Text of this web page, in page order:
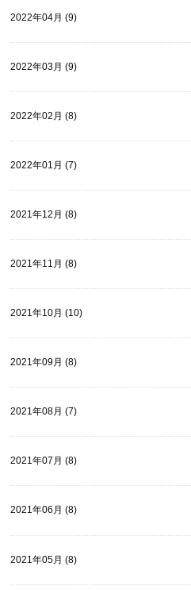
2022年04月 (9)
2022年03月 (9)
2022年02月 (8)
2022年01月 (7)
2021年12月 (8)
2021年11月 (8)
2021年10月 (10)
2021年09月 (8)
2021年08月 (7)
2021年07月 (8)
2021年06月 (8)
2021年05月 (8)